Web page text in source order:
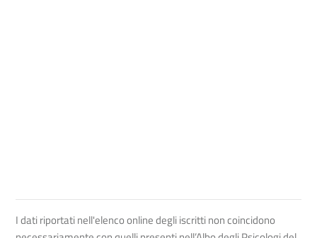
I dati riportati nell'elenco online degli iscritti non coincidono